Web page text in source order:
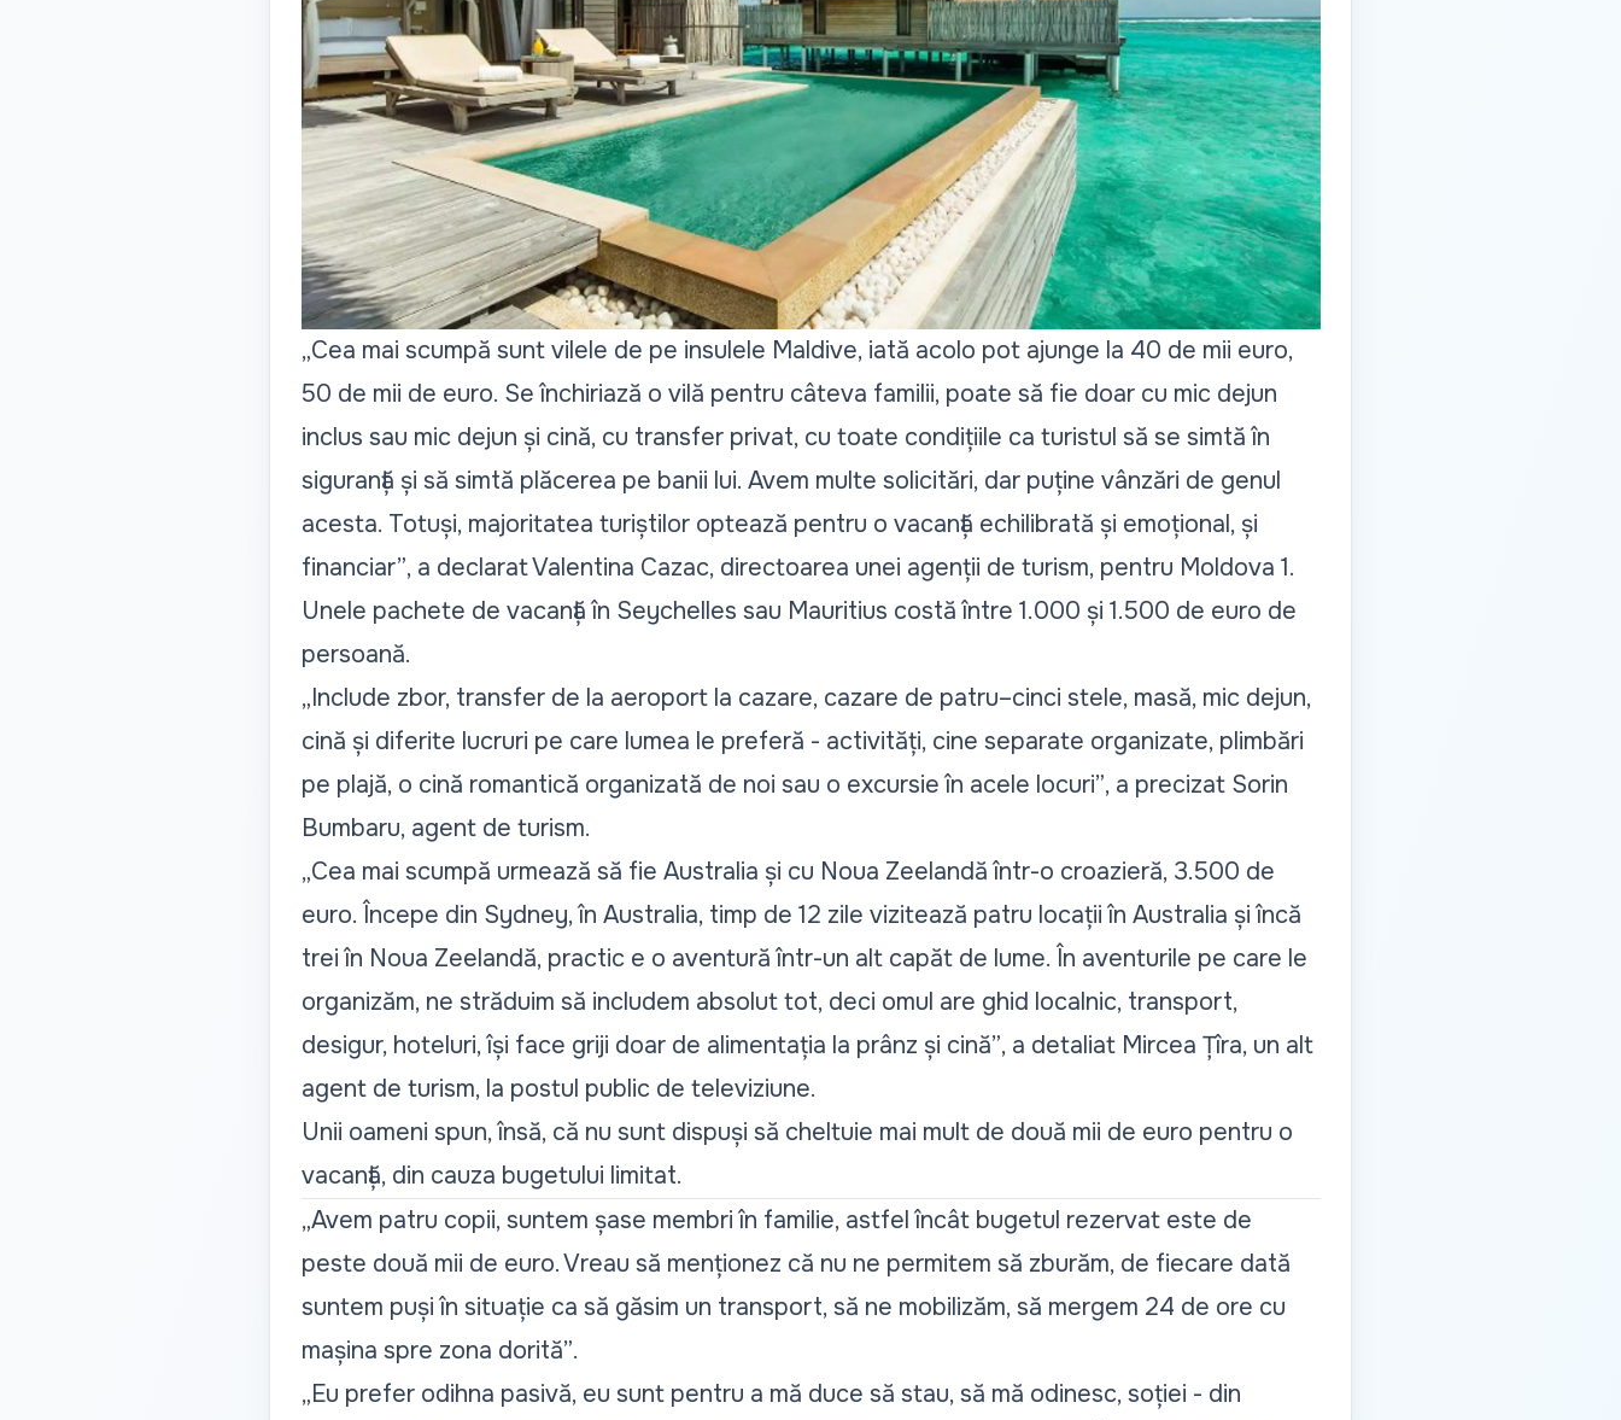
„Cea mai scumpă sunt vilele de pe insulele Maldive, iată acolo pot ajunge la 40 de mii euro,
50 de mii de euro. Se închiriază o vilă pentru câteva familii, poate să fie doar cu mic dejun
inclus sau mic dejun și cină, cu transfer privat, cu toate condițiile ca turistul să se simtă în
siguranță și să simtă plăcerea pe banii lui. Avem multe solicitări, dar puține vânzări de genul
acesta. Totuși, majoritatea turiștilor optează pentru o vacanță echilibrată și emoțional, și
financiar”, a declarat Valentina Cazac, directoarea unei agenții de turism, pentru Moldova 1.
Unele pachete de vacanță în Seychelles sau Mauritius costă între 1.000 și 1.500 de euro de
persoană.
„Include zbor, transfer de la aeroport la cazare, cazare de patru–cinci stele, masă, mic dejun,
cină și diferite lucruri pe care lumea le preferă - activități, cine separate organizate, plimbări
pe plajă, o cină romantică organizată de noi sau o excursie în acele locuri”, a precizat Sorin
Bumbaru, agent de turism.
„Cea mai scumpă urmează să fie Australia și cu Noua Zeelandă într-o croazieră, 3.500 de
euro. Începe din Sydney, în Australia, timp de 12 zile vizitează patru locații în Australia și încă
trei în Noua Zeelandă, practic e o aventură într-un alt capăt de lume. În aventurile pe care le
organizăm, ne străduim să includem absolut tot, deci omul are ghid localnic, transport,
desigur, hoteluri, își face griji doar de alimentația la prânz și cină”, a detaliat Mircea Țîra, un alt
agent de turism, la postul public de televiziune.
Unii oameni spun, însă, că nu sunt dispuși să cheltuie mai mult de două mii de euro pentru o
vacanță, din cauza bugetului limitat.
„Avem patru copii, suntem șase membri în familie, astfel încât bugetul rezervat este de
peste două mii de euro. Vreau să menționez că nu ne permitem să zburăm, de fiecare dată
suntem puși în situație ca să găsim un transport, să ne mobilizăm, să mergem 24 de ore cu
mașina spre zona dorită”.
„Eu prefer odihna pasivă, eu sunt pentru a mă duce să stau, să mă odinesc, soției - din